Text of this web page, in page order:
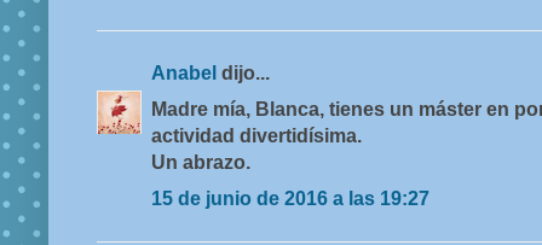
Anabel dijo...
Madre mía, Blanca, tienes un máster en
actividad divertidísima.
Un abrazo.
15 de junio de 2016 a las 19:27